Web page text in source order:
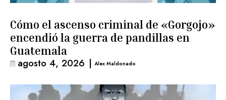
Cómo el ascenso criminal de «Gorgojo»
encendió la guerra de pandillas en
Guatemala
agosto 4, 2026 | Alex Maldonado